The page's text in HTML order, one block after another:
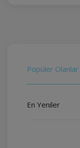
Popüler Olanlar
En Yeniler